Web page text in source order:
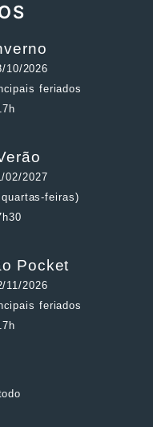
10/2026
feriados
02/2027
feiras)
Pocket
11/2026
feriados